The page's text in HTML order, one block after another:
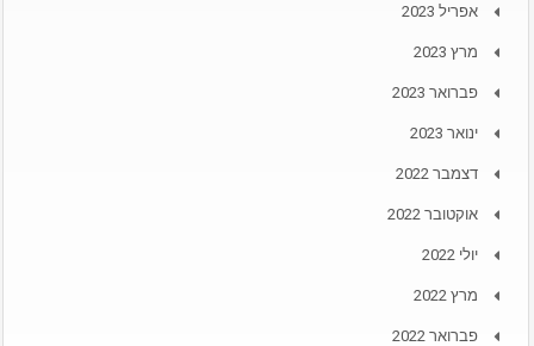
אפריל 2023
מרץ 2023
פברואר 2023
ינואר 2023
דצמבר 2022
אוקטובר 2022
יולי 2022
מרץ 2022
פברואר 2022